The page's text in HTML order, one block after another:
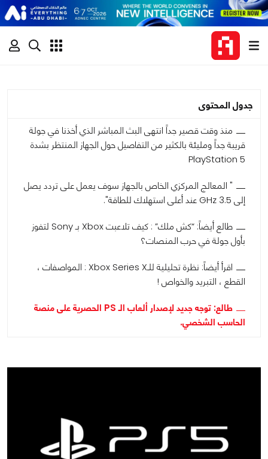
جدول المحتوى
منذ وقت قصير جداً انتهى البث المباشر الذي أخذنا في جولة
قريبة جداً ومليئة بالكثير من التفاصيل حول الجهاز المنتظر بشدة
PlayStation 5
" المعالج المركزي الخاص بالجهاز سوف يعمل على تردد يصل
إلى 3.5 GHz عند أعلى استهلاك للطاقة".
طالع أيضاً: “كش ملك” : كيف تلاعبت Xbox بـ Sony لتفوز
بأول جولة في حرب المنصات؟
اقرأ أيضاً: نظرة تحليلية للـXbox Series X : المواصفات ،
القطع ، التبريد والخواص !
طالع: توجه جديد لإصدار ألعاب الـ PS الحصرية على منصة
الحاسب الشخصي.